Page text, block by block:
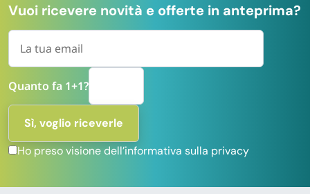
Vuoi ricevere novità e offerte in anteprima?
Quanto fa 1+1?
Ho preso visione dell’informativa sulla privacy